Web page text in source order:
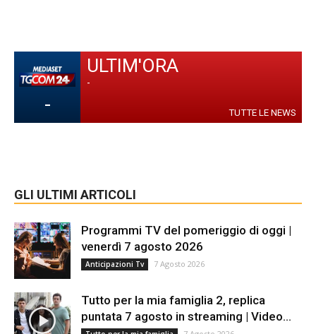
-
ULTIM'ORA
-
TUTTE LE NEWS
GLI ULTIMI ARTICOLI
Programmi TV del pomeriggio di oggi |
venerdì 7 agosto 2026
Anticipazioni Tv 7 Agosto 2026
Tutto per la mia famiglia 2, replica
puntata 7 agosto in streaming | Video...